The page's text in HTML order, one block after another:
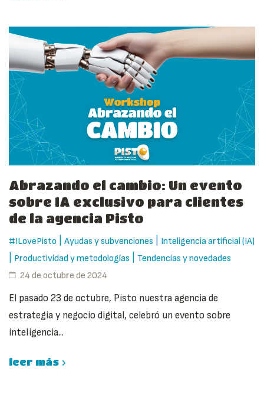
Abrazando el cambio: Un evento
sobre IA exclusivo para clientes
de la agencia Pisto
#ILovePisto Ayudas y subvenciones Inteligencia artificial (IA)
Productividad y metodologías
Tendencias y novedades
24 de octubre de 2024
El pasado 23 de octubre, Pisto nuestra agencia de
estrategia y negocio digital, celebró un evento sobre
inteligencia...
leer más